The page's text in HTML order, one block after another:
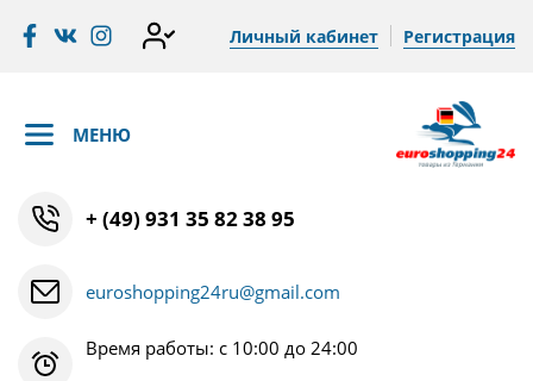
Личный кабинет Регистрация
МЕНЮ
+ (49) 931 35 82 38 95
euroshopping24ru@gmail.com
Время работы: с 10:00 до 24:00